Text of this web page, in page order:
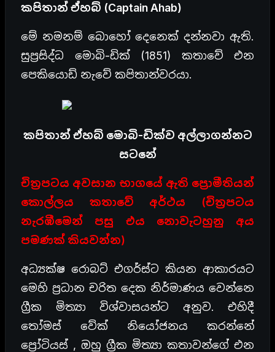
කපිතාන් ඒහබ් (Captain Ahab)
මේ නමනම් බොහෝ දෙනෙක් දන්නවා ඇති.
සුප්‍රසිද්ධ මොබි-ඩික් (1851) කතාවේ එන
පෙකියොඩ් නැවේ කපිතාන්වරයා.
කපිතාන් ඒහබ් මොබි-ඩික්ව අල්ලාගන්නට
සටනේ
චිත්‍රපටය අවසාන භාගයේ ඇති ප්‍රොමීතියන්
කොල්ලය කතාවේ අර්ථය (චිත්‍රපටය
නැරඹීමෙන් පසු එය නොවැටහුනු අය
පමණක් කියවන්න)
අධ්‍යක්ෂ රොබට් එගර්ස්ට කියන ආකාරයට
මෙහි ප්‍රධාන චරිත දෙක නිර්මාණය වෙන්නෙ
ග්‍රීක මිත්‍යා විශ්වාසයන්ට අනුව. එහිදී
තෝමස් වේක් නියෝජනය කරන්නේ
ප්‍රෝටියස් , ඔහු ග්‍රීක මිත්‍යා කතාවන්ගේ එන